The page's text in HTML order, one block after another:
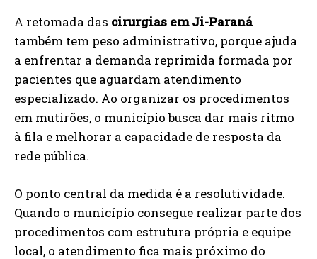
A retomada das cirurgias em Ji-Paraná
também tem peso administrativo, porque ajuda
a enfrentar a demanda reprimida formada por
pacientes que aguardam atendimento
especializado. Ao organizar os procedimentos
em mutirões, o município busca dar mais ritmo
à fila e melhorar a capacidade de resposta da
rede pública.
O ponto central da medida é a resolutividade.
Quando o município consegue realizar parte dos
procedimentos com estrutura própria e equipe
local, o atendimento fica mais próximo do